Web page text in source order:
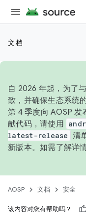
文档
自 2026 年起，为了
致，并确保生态系统
第 4 季度向 AOSP 发
献代码，请使用
latest-release 清
新版本。如需了解详
AOSP 文档 安全
该内容对您有帮助吗？